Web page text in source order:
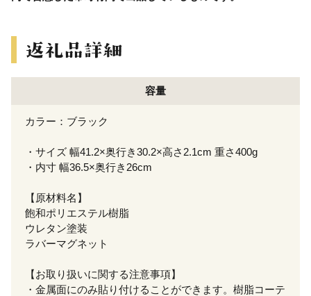
容量
カラー：ブラック
・サイズ 幅41.2×奥行き30.2×高さ2.1cm 重さ400g
・内寸 幅36.5×奥行き26cm
【原材料名】
飽和ポリエステル樹脂
ウレタン塗装
ラバーマグネット
【お取り扱いに関する注意事項】
・金属面にのみ貼り付けることができます。樹脂コーテ